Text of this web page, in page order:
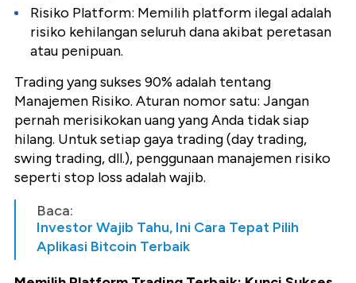
Risiko Platform: Memilih platform ilegal adalah
risiko kehilangan seluruh dana akibat peretasan
atau penipuan.
Trading yang sukses 90% adalah tentang
Manajemen Risiko. Aturan nomor satu: Jangan
pernah merisikokan uang yang Anda tidak siap
hilang. Untuk setiap gaya trading (day trading,
swing trading, dll.), penggunaan manajemen risiko
seperti stop loss adalah wajib.
Baca:
Investor Wajib Tahu, Ini Cara Tepat Pilih
Aplikasi Bitcoin Terbaik